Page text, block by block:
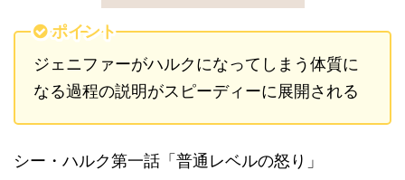
ポイント
ジェニファーがハルクになってしまう体質に
なる過程の説明がスピーディーに展開される
シー・ハルク第一話「普通レベルの怒り」